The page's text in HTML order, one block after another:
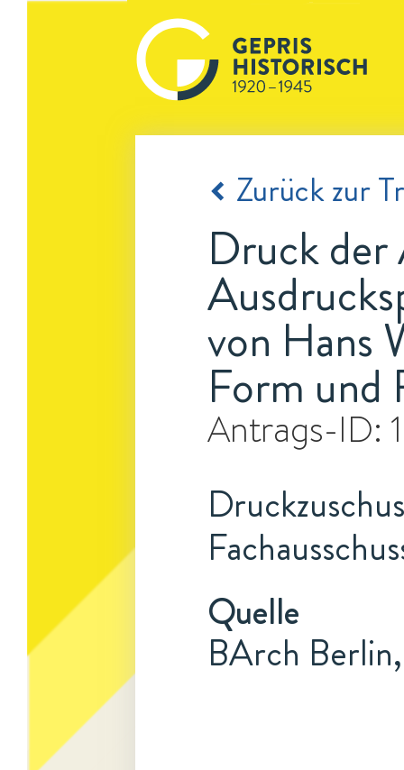
Zurück zur
Druck
von Hans
Form und
Antrags-ID:
Quelle
BArch